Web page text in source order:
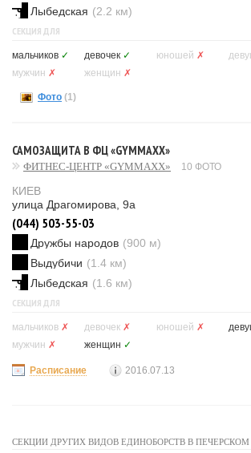
Лыбедская (2.2 км)
СЕКЦИЯ ДЛЯ
мальчиков ✓ девочек ✓ юношей ✗
мужчин ✗ женщин ✗
Фото (1)
САМОЗАЩИТА В ФЦ «GYMMAXX»
ФИТНЕС-ЦЕНТР «GYMMAXX» 10 ФОТО
КИЕВ
улица Драгомирова, 9а
(044) 503-55-03
Дружбы народов (900 м)
Выдубичи (1.4 км)
Лыбедская (1.6 км)
СЕКЦИЯ ДЛЯ
мальчиков ✗ девочек ✗ юношей ✗
мужчин ✗ женщин ✓
Расписание 2016.07.13
СЕКЦИИ ДРУГИХ ВИДОВ ЕДИНОБОРСТВ В ПЕЧЕРСКОМ